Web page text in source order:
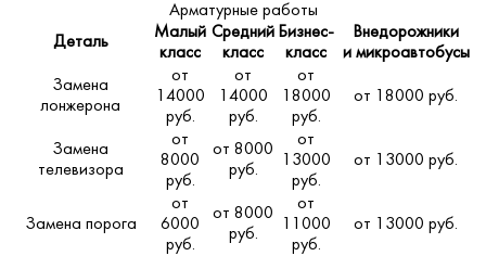
Арматурные работы
Деталь
Малый
класс
Средний
класс
Бизнес-
класс
Внедорожники
и микроавтобусы
Замена
лонжерона
от
14000
руб.
от
14000
руб.
от
18000
руб.
от 18000 руб.
Замена
телевизора
от
8000
руб.
от 8000
руб.
от
13000
руб.
от 13000 руб.
Замена порога
от
6000
руб.
от 8000
руб.
от
11000
руб.
от 13000 руб.